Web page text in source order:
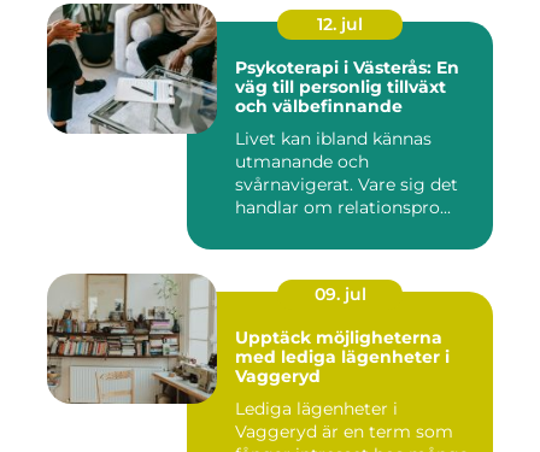
12. jul
Psykoterapi i Västerås: En
väg till personlig tillväxt
och välbefinnande
Livet kan ibland kännas
utmanande och
svårnavigerat. Vare sig det
handlar om relationspro...
09. jul
Upptäck möjligheterna
med lediga lägenheter i
Vaggeryd
Lediga lägenheter i
Vaggeryd är en term som